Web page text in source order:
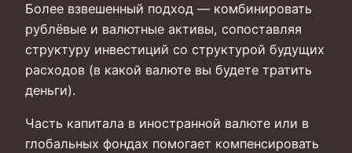
Более взвешенный подход — комбинировать
рублёвые и валютные активы, сопоставляя
структуру инвестиций со структурой будущих
расходов (в какой валюте вы будете тратить
деньги).
Часть капитала в иностранной валюте или в
глобальных фондах помогает компенсировать